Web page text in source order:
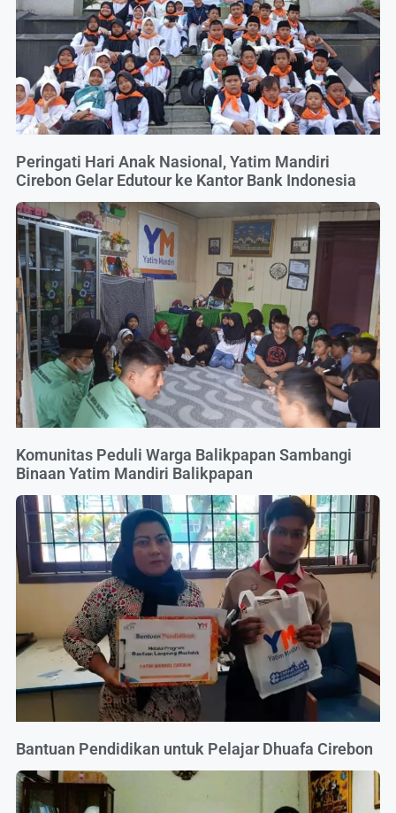
Peringati Hari Anak Nasional, Yatim Mandiri
Cirebon Gelar Edutour ke Kantor Bank Indonesia
Komunitas Peduli Warga Balikpapan Sambangi
Binaan Yatim Mandiri Balikpapan
Bantuan Pendidikan untuk Pelajar Dhuafa Cirebon